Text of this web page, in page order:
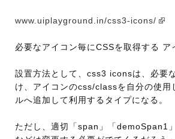
www.uiplayground.in/css3-icons/
必要なアイコン毎にCSSを取得する ア
設置方法として、css3 iconsは、必要
け、アイコンのcss/classを自分の使用
ルへ追加して利用するタイプになる。
ただし、適切「span」「demoSpan1